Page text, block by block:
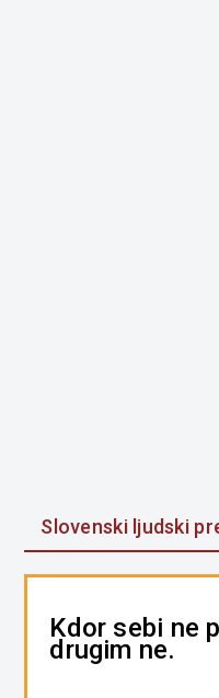
Slovenski ljudski
Kdor sebi ne
drugim ne.